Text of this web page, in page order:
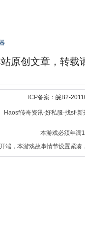
原创文章，转载
ICP备案： 皖B2-
Haosf传奇资讯-好私服-找sf-
本游戏必须年满
端，本游戏故事情节设置紧